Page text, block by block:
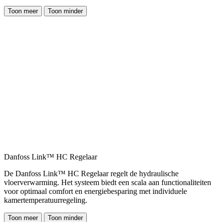
Toon meer Toon minder
Danfoss Link™ HC Regelaar
De Danfoss Link™ HC Regelaar regelt de hydraulische
vloerverwarming. Het systeem biedt een scala aan functionaliteiten
voor optimaal comfort en energiebesparing met individuele
kamertemperatuurregeling.
Toon meer Toon minder